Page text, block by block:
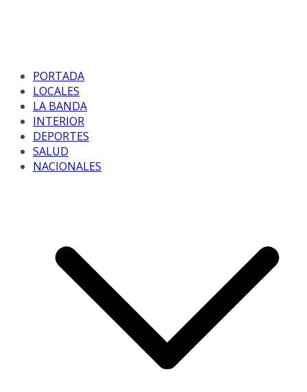
PORTADA
LOCALES
LA BANDA
INTERIOR
DEPORTES
SALUD
NACIONALES